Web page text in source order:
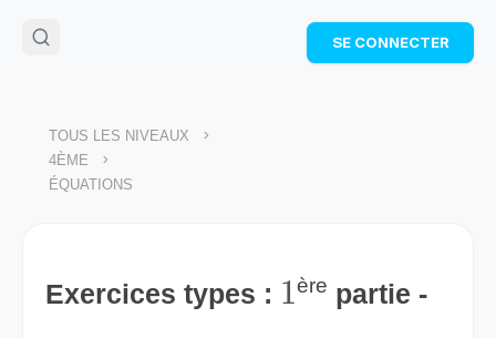
🌴Cahier de vacances offert
: révise les maths cet
Télécharge ton PDF gratuit et progresse avec des
SE CONNECTER
TOUS LES NIVEAUX >
4ÈME >
ÉQUATIONS
Exercices types : 1
1ère partie -